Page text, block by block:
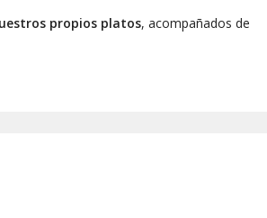
propios platos, acompañados de